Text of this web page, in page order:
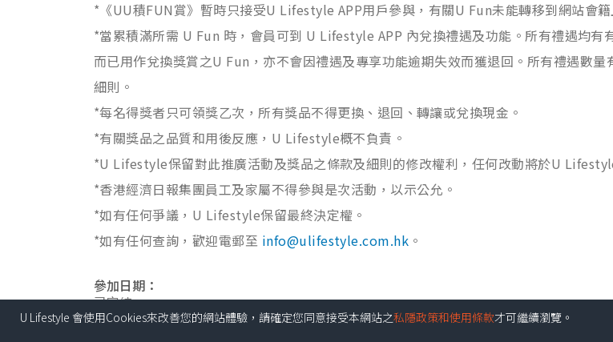
*《UU積FUN賞》暫時只接受U Lifestyle APP用戶參與，有關U Fun未能轉移到網站會籍
*當累積滿所需 U Fun 時，會員可到 U Lifestyle APP 內兌換禮遇及功能。所有禮遇均有
而已用作兌換獎賞之U Fun，亦不會因禮遇及專享功能逾期失效而獲退回。所有禮遇數
細則。
*每名得獎者只可領獎乙次，所有獎品不得更換、退回、轉讓或兌換現金。
*有關獎品之品質和用後反應，U Lifestyle概不負責。
*U Lifestyle保留對此推廣活動及獎品之條款及細則的修改權利，任何改動將於U
*香港經濟日報集團員工及家屬不得參與是次活動，以示公允。
*如有任何爭議，U Lifestyle保留最終決定權。
*如有任何查詢，歡迎電郵至 info@ulifestyle.com.hk 。
參加日期：
已完結
U Lifestyle 會使用Cookies來改善您的網站體驗，請確定您同意接受本網站之私隱政策和使用條款才可繼續瀏覽。